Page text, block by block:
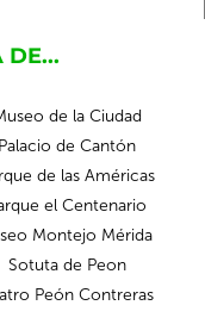
DE...
de la Ciudad
Palacio de Cantón
de las Américas
el Centenario
Montejo Mérida
Sotuta de Peon
Peón Contreras